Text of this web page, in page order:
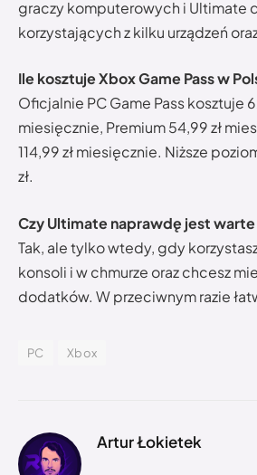
graczy komputerowych i Ultimate
korzystających z kilku urządzeń
Ile kosztuje Xbox Game Pass w
Oficjalnie PC Game Pass kosztuje
miesięcznie, Premium 54,99 zł
114,99 zł miesięcznie. Niższe
zł.
Czy Ultimate naprawdę jest
Tak, ale tylko wtedy, gdy
konsoli i w chmurze oraz chcesz
dodatków. W przeciwnym razie
PC Xbox
Artur Łokietek